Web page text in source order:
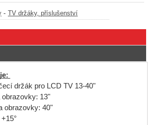
- TV držáky, příslušenství
držák pro LCD TV 13-40"
obrazovky: 13"
obrazovky: 40"